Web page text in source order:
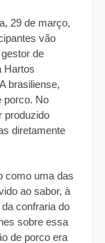
29 de março,
vão
de
Hartos
brasiliense,
porco. No
produzido
diretamente
como uma das
ao sabor, à
confraria do
sobre essa
de porco era